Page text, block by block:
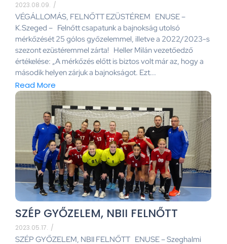
2023.08.09. /
VÉGÁLLOMÁS, FELNŐTT EZÜSTÉREM ENUSE –
K.Szeged – Felnőtt csapatunk a bajnokság utolsó
mérkőzését 25 gólos győzelemmel, illetve a 2022/2023-s
szezont ezüstéremmel zárta! Heller Milán vezetőedző
értékelése: „A mérkőzés előtt is biztos volt már az, hogy a
második helyen zárjuk a bajnokságot. Ezt...
Read More
SZÉP GYŐZELEM, NBII FELNŐTT
2023.05.17. /
SZÉP GYŐZELEM, NBII FELNŐTT ENUSE – Szeghalmi